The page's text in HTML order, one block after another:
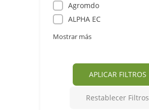
Agromdo
ALPHA EC
Mostrar más
APLICAR FILTROS
Restablecer Filtros